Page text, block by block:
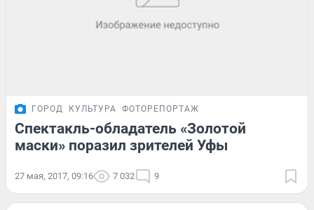
ГОРОД КУЛЬТУРА ФОТОРЕПОРТАЖ
Спектакль-обладатель «Золотой
маски» поразил зрителей Уфы
27 мая, 2017, 09:16 7 032 9